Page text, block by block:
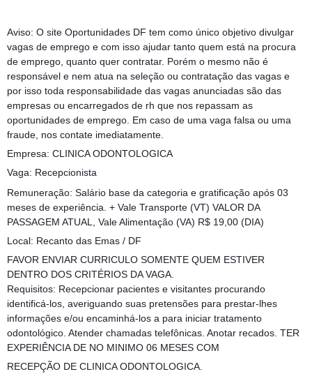
Aviso: O site Oportunidades DF tem como único objetivo divulgar
vagas de emprego e com isso ajudar tanto quem está na procura
de emprego, quanto quer contratar. Porém o mesmo não é
responsável e nem atua na seleção ou contratação das vagas e
por isso toda responsabilidade das vagas anunciadas são das
empresas ou encarregados de rh que nos repassam as
oportunidades de emprego. Em caso de uma vaga falsa ou uma
fraude, nos contate imediatamente.
Empresa: CLINICA ODONTOLOGICA
Vaga: Recepcionista
Remuneração: Salário base da categoria e gratificação após 03
meses de experiência. + Vale Transporte (VT) VALOR DA
PASSAGEM ATUAL, Vale Alimentação (VA) R$ 19,00 (DIA)
Local: Recanto das Emas / DF
FAVOR ENVIAR CURRICULO SOMENTE QUEM ESTIVER
DENTRO DOS CRITÉRIOS DA VAGA.
Requisitos: Recepcionar pacientes e visitantes procurando
identificá-los, averiguando suas pretensões para prestar-lhes
informações e/ou encaminhá-los a para iniciar tratamento
odontológico. Atender chamadas telefônicas. Anotar recados. TER
EXPERIÊNCIA DE NO MINIMO 06 MESES COM
RECEPÇÃO DE CLINICA ODONTOLOGICA.